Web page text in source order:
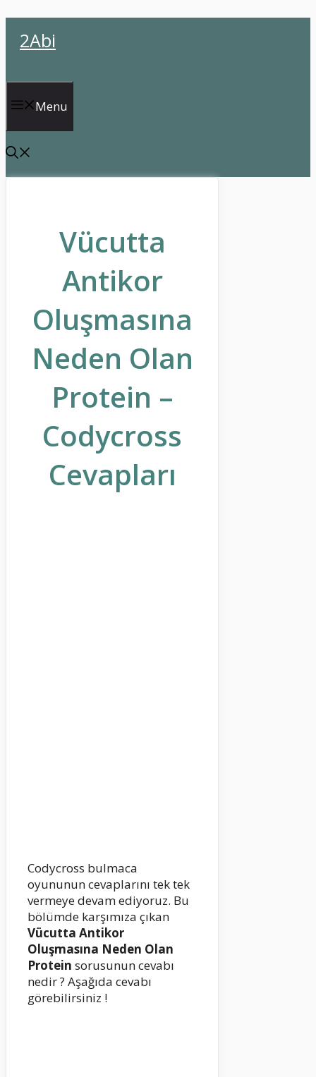
atla2Abi
Menu
Vücutta
Antikor
Oluşmasına
Neden Olan
Protein –
Codycross
Cevapları
Codycross bulmaca
oyununun cevaplarını tek tek
vermeye devam ediyoruz. Bu
bölümde karşımıza çıkan
Vücutta Antikor
Oluşmasına Neden Olan
Protein sorusunun cevabı
nedir ? Aşağıda cevabı
görebilirsiniz !